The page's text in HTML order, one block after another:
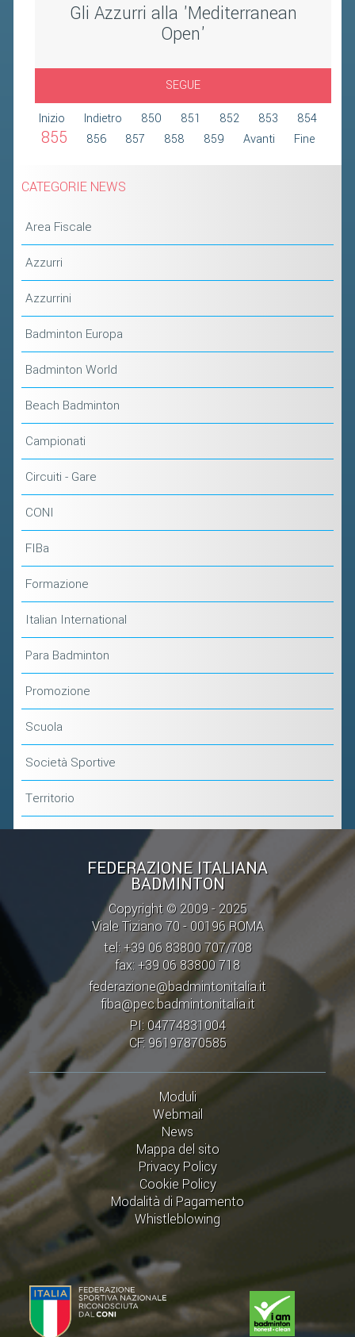
Gli Azzurri alla 'Mediterranean
Open'
SEGUE
Inizio
Indietro 850 851 852 853 854
855 856 857 858 859 Avanti Fine
CATEGORIE NEWS
Area Fiscale
Azzurri
Azzurrini
Badminton Europa
Badminton World
Beach Badminton
Campionati
Circuiti - Gare
CONI
FIBa
Formazione
Italian International
Para Badminton
Promozione
Scuola
Società Sportive
Territorio
FEDERAZIONE ITALIANA
BADMINTON
Copyright © 2009 - 2025
Viale Tiziano 70 - 00196 ROMA
tel: +39 06 83800 707/708
fax: +39 06 83800 718
federazione@badmintonitalia.it
fiba@pec.badmintonitalia.it
PI: 04774831004
CF: 96197870585
Moduli
Webmail
News
Mappa del sito
Privacy Policy
Cookie Policy
Modalità di Pagamento
Whistleblowing